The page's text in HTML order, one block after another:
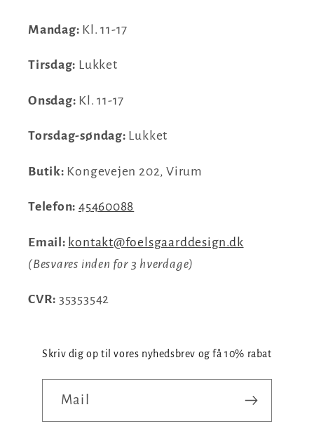
Mandag: Kl. 11-17
Tirsdag: Lukket
Onsdag: Kl. 11-17
Torsdag-søndag: Lukket
Butik: Kongevejen 202, Virum
Telefon:45460088
Email: kontakt@foelsgaarddesign.dk
(Besvares inden for 3 hverdage)
CVR: 35353542
Skriv dig op til vores nyhedsbrev og få 10% rabat
Mail